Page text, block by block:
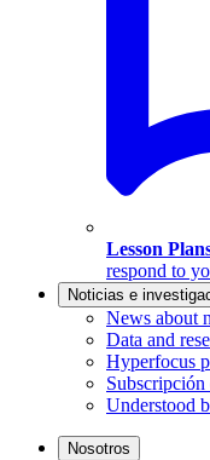
Lesson
respond to
Noticias e
News about
Data and
Hyperfocus
Understood
Nosotros